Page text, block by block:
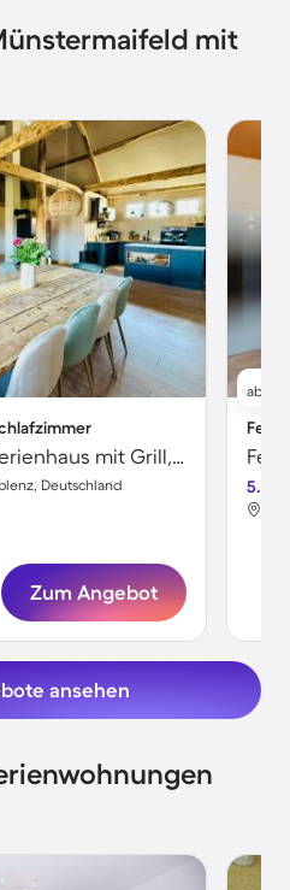
mit
Kinderfreundliches Ferienhaus mit Grill, Garten und Terrasse
Deutschland
Zum Angebot
ab
5.0
ansehen